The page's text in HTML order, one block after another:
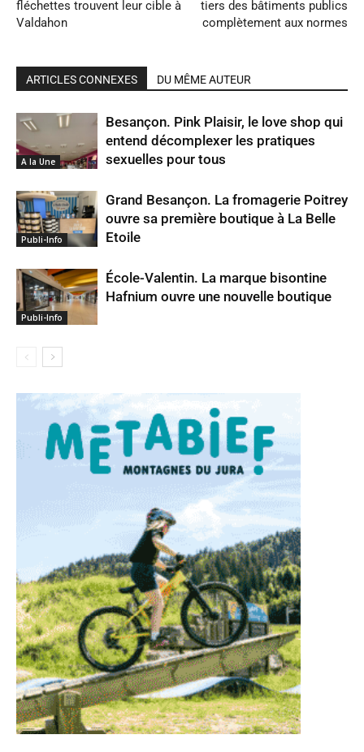
fléchettes trouvent leur cible à
Valdahon
tiers des bâtiments publics
complètement aux normes
ARTICLES CONNEXES DU MÊME AUTEUR
A la Une
Besançon. Pink Plaisir, le love shop qui
entend décomplexer les pratiques
sexuelles pour tous
Publi-Info
Grand Besançon. La fromagerie Poitrey
ouvre sa première boutique à La Belle
Etoile
Publi-Info
École-Valentin. La marque bisontine
Hafnium ouvre une nouvelle boutique